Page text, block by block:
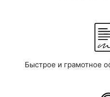
Быстрое и грамотное